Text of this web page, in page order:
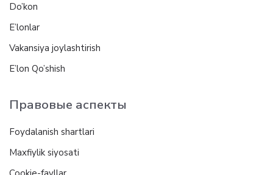
Do’kon
E’lonlar
Vakansiya joylashtirish
E’lon Qo’shish
Правовые аспекты
Foydalanish shartlari
Maxfiylik siyosati